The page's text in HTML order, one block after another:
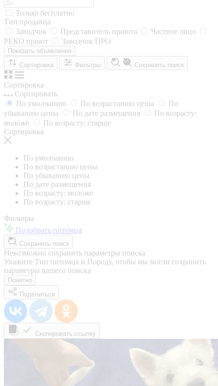
Только бесплатно
Тип продавца
Заводчик
Представитель приюта
Частное лицо
РЕКО приют
Заводчик ПРО
Показать объявления
Сортировка
Фильтры Сохранить поиск
Сортировка
Сортировать
По умолчанию
По возрастанию цены
По
убыванию цены
По дате размещения
По возрасту:
моложе
По возрасту: старше
Сортировка
По умолчанию
По возрастанию цены
По убыванию цены
По дате размещения
По возрасту: моложе
По возрасту: старше
Фильтры
Подобрать питомца
Сохранить поиск
Невозможно сохранить параметры поиска
Укажите Тип питомца и Породу, чтобы мы могли сохранить
параметры вашего поиска
Понятно
Поделиться
Скопировать ссылку